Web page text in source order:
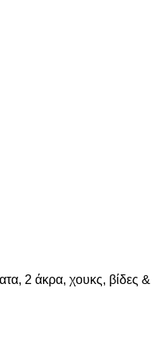
2 άκρα, χουκς, βίδες